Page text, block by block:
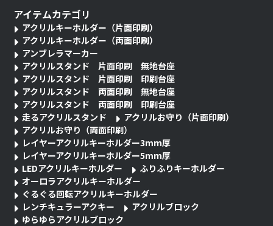
アイテムカテゴリ
アクリルキーホルダー（片面印刷）
アクリルキーホルダー（両面印刷）
アンブレラマーカー
アクリルスタンド 片面印刷 無地台座
アクリルスタンド 片面印刷 印刷台座
アクリルスタンド 両面印刷 無地台座
アクリルスタンド 両面印刷 印刷台座
走るアクリルスタンド
アクリルお守り（片面印刷）
アクリルお守り（両面印刷）
レイヤーアクリルキーホルダー3mm厚
レイヤーアクリルキーホルダー5mm厚
LEDアクリルキーホルダー
ふりふりキーホルダー
オーロラアクリルキーホルダー
ぐるぐる回転アクリルキーホルダー
レンチキュラーアクキー
アクリルブロック
ゆらゆらアクリルブロック